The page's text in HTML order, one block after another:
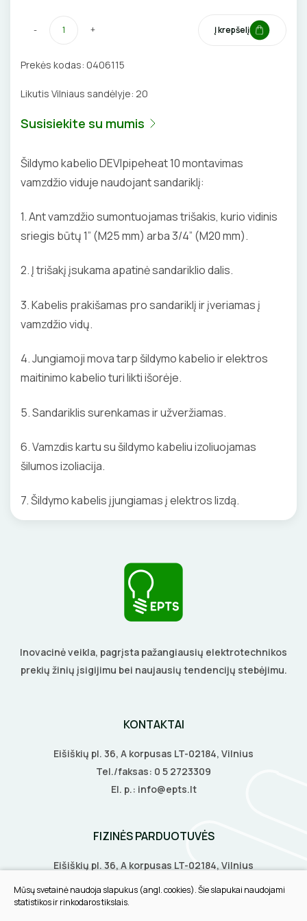
EL. SKAMBUČIAI
ŽAIBOSAUGA IR ĮŽEMINIMAS
GELINĖS JUNGTYS
ETIKEČIŲ SPAUSDINTUVAI
KALIMO ĮRANKIAI
LITAVIMO, KLIJAVIMO ĮRANKIAI
- + Į krepšelį
Prekės kodas: 0406115
Likutis Vilniaus sandėlyje: 20
Susisiekite su mumis
Šildymo kabelio DEVIpipeheat 10 montavimas
vamzdžio viduje naudojant sandariklį:
1. Ant vamzdžio sumontuojamas trišakis, kurio vidinis
sriegis būtų 1” (M25 mm) arba 3/4” (M20 mm).
2. Į trišakį įsukama apatinė sandariklio dalis.
3. Kabelis prakišamas pro sandariklį ir įveriamas į
vamzdžio vidų.
4. Jungiamoji mova tarp šildymo kabelio ir elektros
maitinimo kabelio turi likti išorėje.
5. Sandariklis surenkamas ir užveržiamas.
6. Vamzdis kartu su šildymo kabeliu izoliuojamas
šilumos izoliacija.
7. Šildymo kabelis įjungiamas į elektros lizdą.
Inovacinė veikla, pagrįsta pažangiausių elektrotechnikos
prekių žinių įsigijimu bei naujausių tendencijų stebėjimu.
KONTAKTAI
Eišiškių pl. 36, A korpusas LT-02184, Vilnius
Tel./faksas: 0 5 2723309
El. p.: info@epts.lt
FIZINĖS PARDUOTUVĖS
Eišiškių pl. 36, A korpusas LT-02184, Vilnius
Biruliškių g. 8, LT-52168, Kaunas
Tilžės g. 60, LT-91108, Klaipėda
Mūsų svetainė naudoja slapukus (angl. cookies). Šie slapukai naudojami
statistikos ir rinkodaros tikslais.